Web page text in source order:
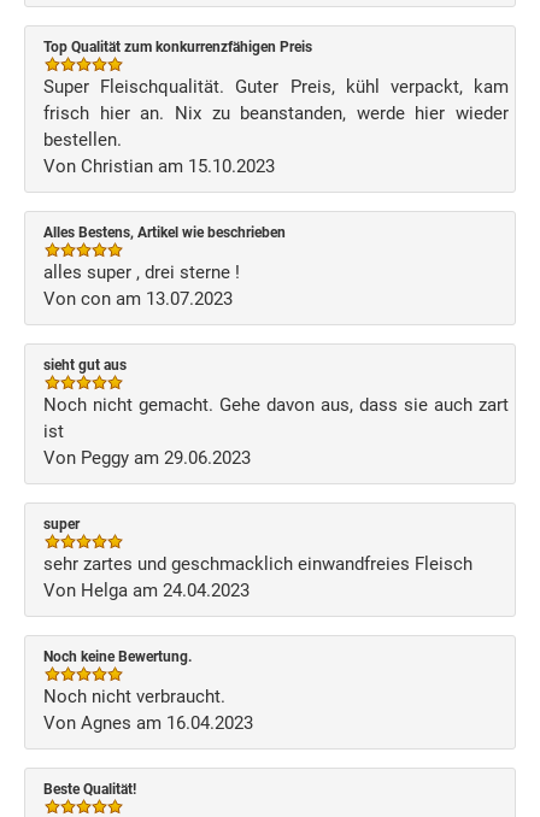
Top Qualität zum konkurrenzfähigen Preis
Super Fleischqualität. Guter Preis, kühl verpackt, kam
frisch hier an. Nix zu beanstanden, werde hier wieder
bestellen.
Von Christian am 15.10.2023
Alles Bestens, Artikel wie beschrieben
alles super , drei sterne !
Von con am 13.07.2023
sieht gut aus
Noch nicht gemacht. Gehe davon aus, dass sie auch zart
ist
Von Peggy am 29.06.2023
super
sehr zartes und geschmacklich einwandfreies Fleisch
Von Helga am 24.04.2023
Noch keine Bewertung.
Noch nicht verbraucht.
Von Agnes am 16.04.2023
Beste Qualität!